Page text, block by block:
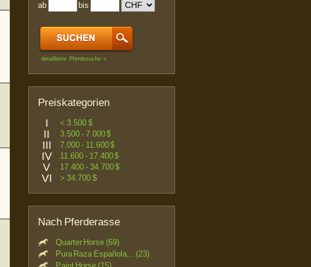
ab
bis
detaillierte Pferdesuche »
Preiskategorien
I < 3.500 $
II 3.500 - 7.000 $
III 7.000 - 11.600 $
IV 11.600 - 17.400 $
V 17.400 - 34.700 $
VI > 34.700 $
Nach Pferderasse
Quarter Horse (69)
Pura Raza Española... (23)